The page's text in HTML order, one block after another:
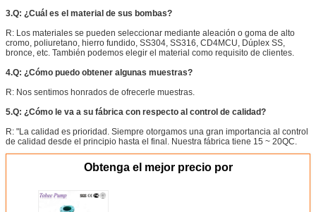
3.Q: ¿Cuál es el material de sus bombas?
R: Los materiales se pueden seleccionar mediante aleación o goma de alto
cromo, poliuretano, hierro fundido, SS304, SS316, CD4MCU, Dúplex SS,
bronce, etc. También podemos elegir el material como requisito de clientes.
4.Q: ¿Cómo puedo obtener algunas muestras?
R: Nos sentimos honrados de ofrecerle muestras.
5.Q: ¿Cómo le va a su fábrica con respecto al control de calidad?
R: "La calidad es prioridad. Siempre otorgamos una gran importancia al control
de calidad desde el principio hasta el final. Nuestra fábrica tiene 15 ~ 20QC.
Obtenga el mejor precio por